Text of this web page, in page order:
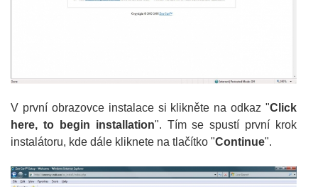
V první obrazovce instalace si klikněte na odkaz "Click
here, to begin installation". Tím se spustí první krok
instalátoru, kde dále kliknete na tlačítko "Continue".